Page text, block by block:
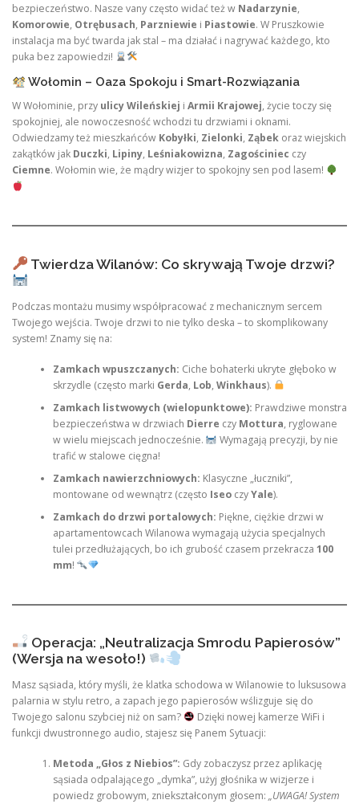
bezpieczeństwo. Nasze vany często widać też w Nadarzynie,
Komorowie, Otrębusach, Parzniewie i Piastowie. W Pruszkowie
instalacja ma być twarda jak stal – ma działać i nagrywać każdego, kto
puka bez zapowiedzi!
Wołomin – Oaza Spokoju i Smart-Rozwiązania
W Wołominie, przy ulicy Wileńskiej i Armii Krajowej, życie toczy się
spokojniej, ale nowoczesność wchodzi tu drzwiami i oknami.
Odwiedzamy też mieszkańców Kobyłki, Zielonki, Ząbek oraz wiejskich
zakątków jak Duczki, Lipiny, Leśniakowizna, Zagościniec czy
Ciemne. Wołomin wie, że mądry wizjer to spokojny sen pod lasem!
Twierdza Wilanów: Co skrywają Twoje drzwi?
Podczas montażu musimy współpracować z mechanicznym sercem
Twojego wejścia. Twoje drzwi to nie tylko deska – to skomplikowany
system! Znamy się na:
Zamkach wpuszczanych: Ciche bohaterki ukryte głęboko w
skrzydle (często marki Gerda, Lob, Winkhaus).
Zamkach listwowych (wielopunktowe): Prawdziwe monstra
bezpieczeństwa w drzwiach Dierre czy Mottura, ryglowane
w wielu miejscach jednocześnie.
Wymagają precyzji, by nie
trafić w stalowe cięgna!
Zamkach nawierzchniowych: Klasyczne „łuczniki”,
montowane od wewnątrz (często IseoczyYale).
Zamkach do drzwi portalowych: Piękne, ciężkie drzwi w
apartamentowcach Wilanowa wymagają użycia specjalnych
tulei przedłużających, bo ich grubość czasem przekracza 100
mm!
Operacja: „Neutralizacja Smrodu Papierosów”
(Wersja na wesoło!)
Masz sąsiada, który myśli, że klatka schodowa w Wilanowie to luksusowa
palarnia w stylu retro, a zapach jego papierosów wślizguje się do
Twojego salonu szybciej niż on sam?
Dzięki nowej kamerze WiFi i
funkcji dwustronnego audio, stajesz się Panem Sytuacji:
Metoda „Głos z Niebios”: Gdy zobaczysz przez aplikację
sąsiada odpalającego „dymka”, użyj głośnika w wizjerze i
powiedz grobowym, zniekształconym głosem: „UWAGA! System